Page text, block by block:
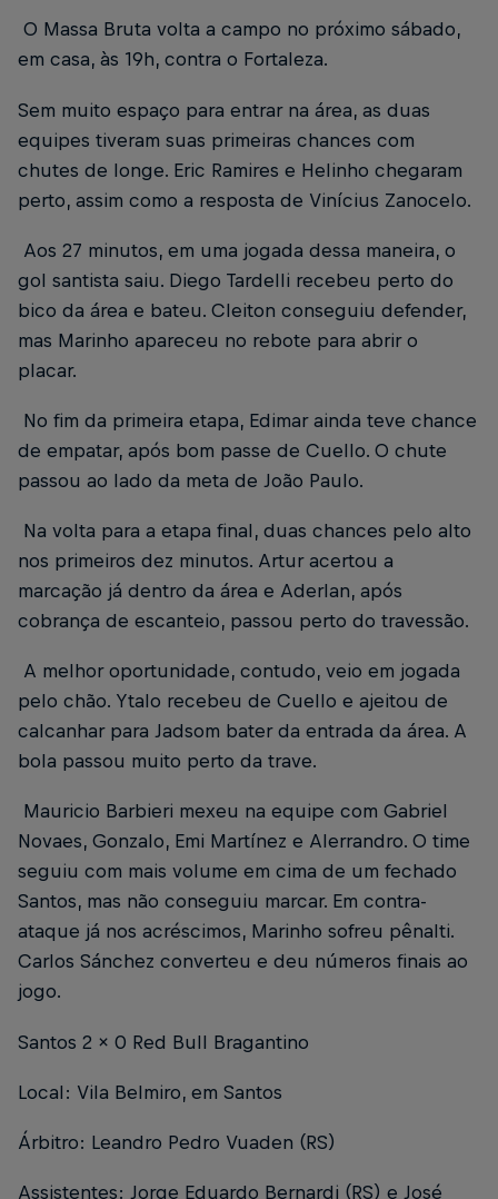
O Massa Bruta volta a campo no próximo sábado,
em casa, às 19h, contra o Fortaleza.
Sem muito espaço para entrar na área, as duas
equipes tiveram suas primeiras chances com
chutes de longe. Eric Ramires e Helinho chegaram
perto, assim como a resposta de Vinícius Zanocelo.
Aos 27 minutos, em uma jogada dessa maneira, o
gol santista saiu. Diego Tardelli recebeu perto do
bico da área e bateu. Cleiton conseguiu defender,
mas Marinho apareceu no rebote para abrir o
placar.
No fim da primeira etapa, Edimar ainda teve chance
de empatar, após bom passe de Cuello. O chute
passou ao lado da meta de João Paulo.
Na volta para a etapa final, duas chances pelo alto
nos primeiros dez minutos. Artur acertou a
marcação já dentro da área e Aderlan, após
cobrança de escanteio, passou perto do travessão.
A melhor oportunidade, contudo, veio em jogada
pelo chão. Ytalo recebeu de Cuello e ajeitou de
calcanhar para Jadsom bater da entrada da área. A
bola passou muito perto da trave.
Mauricio Barbieri mexeu na equipe com Gabriel
Novaes, Gonzalo, Emi Martínez e Alerrandro. O time
seguiu com mais volume em cima de um fechado
Santos, mas não conseguiu marcar. Em contra-
ataque já nos acréscimos, Marinho sofreu pênalti.
Carlos Sánchez converteu e deu números finais ao
jogo.
Santos 2 x 0 Red Bull Bragantino
Local: Vila Belmiro, em Santos
Árbitro: Leandro Pedro Vuaden (RS)
Assistentes: Jorge Eduardo Bernardi (RS) e José